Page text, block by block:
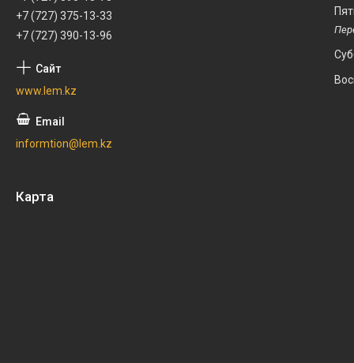
+7 (727) 375-13-33
+7 (727) 390-13-96
www.lem.kz
informtion@lem.kz
Карта